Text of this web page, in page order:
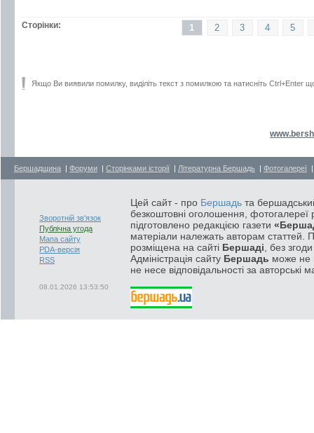
Сторінки: 5
4
3
2
1
Якщо Ви виявили помилку, виділіть текст з помилкою та натисніть Ctrl+Enter
Бершадщина | Форуми | Сторінками історії | Літературна Бершадь | Фотогалереї
Зворотній зв'язок
Публічна угода
Мапа сайту
PDA-версія
RSS
08.01.2026 13:53:50
Цей сайт - про Бершадь та
безкоштовні оголошення, фотогалереї
підготовлено редакцією газети
матеріали належать авторам статтей.
розміщена на сайті Бершаді , без
Адміністрація сайту Бершадь може не
не несе відповідальності за авторські